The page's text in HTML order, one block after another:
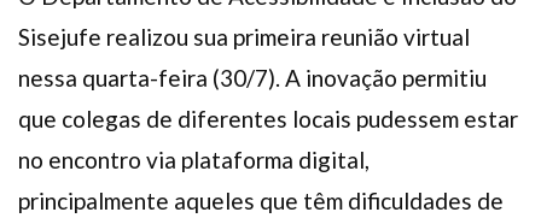
Sisejufe realizou sua primeira reunião virtual
nessa quarta-feira (30/7). A inovação permitiu
que colegas de diferentes locais pudessem estar
no encontro via plataforma digital,
principalmente aqueles que têm dificuldades de